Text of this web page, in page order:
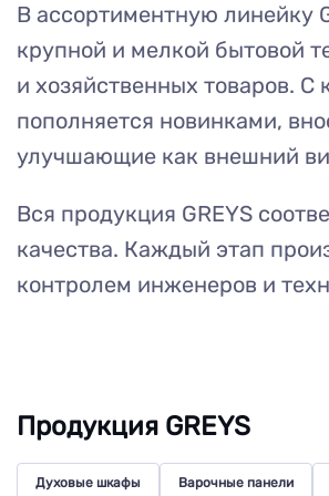
В ассортиментную линейку
крупной и мелкой бытовой
и хозяйственных товаров.
пополняется новинками,
улучшающие как внешний
Вся продукция GREYS
качества. Каждый этап
контролем инженеров и
Продукция GREYS
Духовые шкафы Варочные панели